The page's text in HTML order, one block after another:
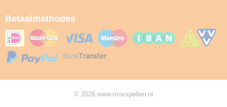
Betaalmethodes
© 2026 www.moxspellen.nl